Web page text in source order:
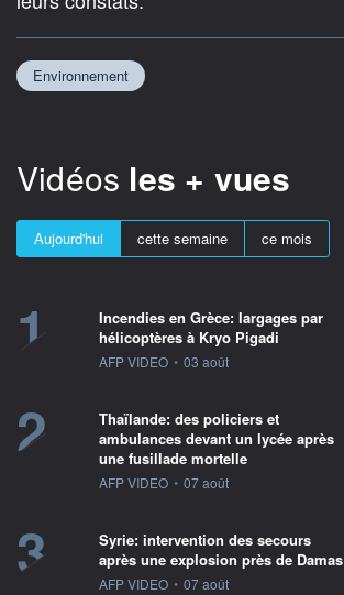
Environnement
Vidéos les + vues
Aujourd'hui cette semaine ce mois
1
Incendies en Grèce: largages par
hélicoptères à Kryo Pigadi
information fournie par
AFP VIDEO • 03 août
2
Thaïlande: des policiers et
ambulances devant un lycée après
une fusillade mortelle
information fournie par
AFP VIDEO • 07 août
3
Syrie: intervention des secours
après une explosion près de Damas
information fournie par
AFP VIDEO • 07 août